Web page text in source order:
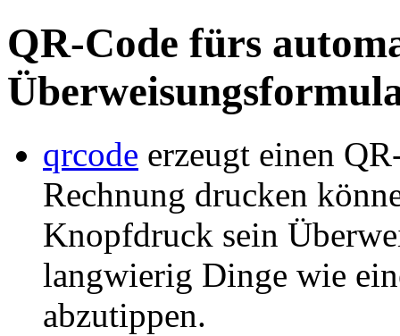
QR-Code fürs
qrcode erzeugt einen
Rechnung drucken
Knopfdruck sein
langwierig Dinge wie
abzutippen.